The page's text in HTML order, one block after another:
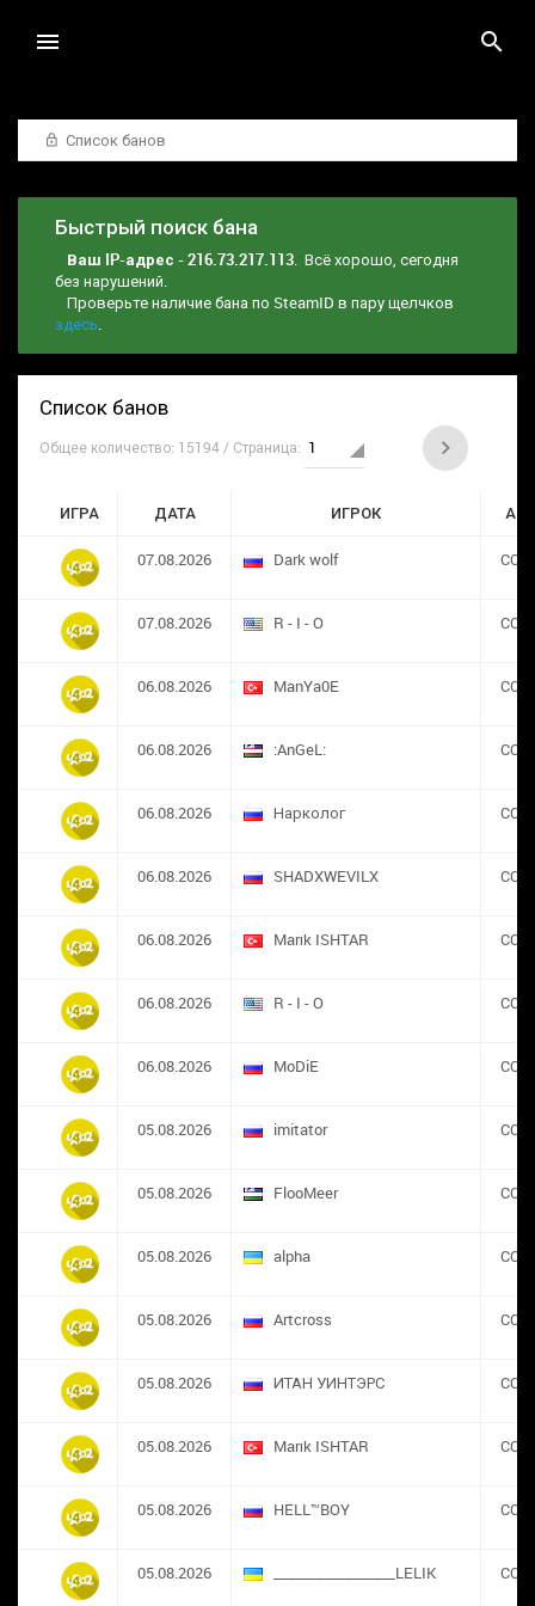
Список банов
Быстрый поиск бана
Ваш IP-адрес - 216.73.217.113. Всё хорошо, сегодня
без нарушений.
Проверьте наличие бана по SteamID в пару щелчков
здесь.
Список банов
Общее количество: 15194 / Страница:
ИГРА ДАТА ИГРОК
07.08.2026 Dark wolf
07.08.2026 R - I - O
06.08.2026 ManYa0E
06.08.2026 :AnGeL:
06.08.2026 Нарколог
06.08.2026 SHADXWEVILX
06.08.2026 Marık ISHTAR
06.08.2026 R - I - O
06.08.2026 MoDiE
05.08.2026 imitator
05.08.2026 FlooMeer
05.08.2026 alpha
05.08.2026 Artcross
05.08.2026 ИТАН УИНТЭРС
05.08.2026 Marık ISHTAR
05.08.2026 HELL™BOY
05.08.2026 _________________LELIK